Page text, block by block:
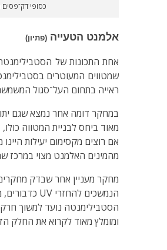
כסופי דק־פסים Argiope trifasciata
אלמנט הטעייה (פתיון)
ראייה בתחום העל־סגול
מאוד ביחס לבניית המטווה
מהמינים האלמנט מצוי במרכז
הסטבילימנטה נועד למשוך
ומומלץ מאוד לקרוא את החלק